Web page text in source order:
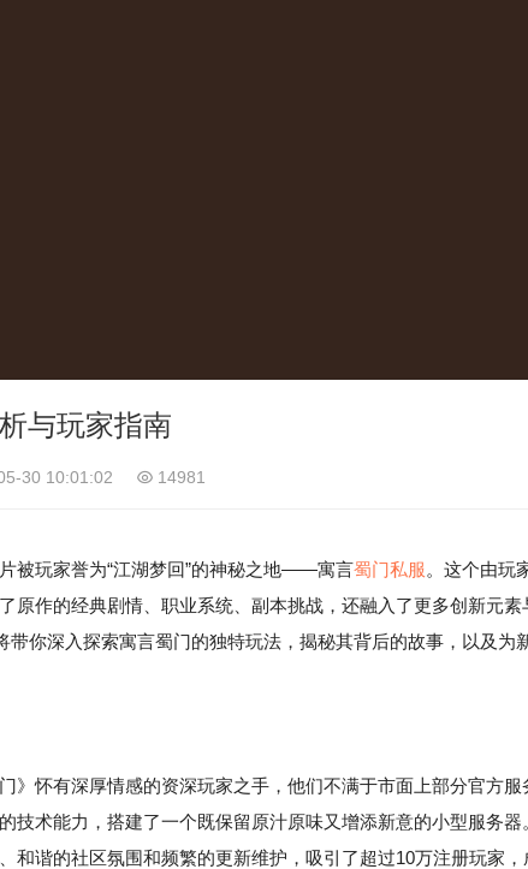
与玩家指南
30 10:01:02 14981
被玩家誉为“江湖梦回”的神秘之地——寓言蜀门私服。这个由玩
原作的经典剧情、职业系统、副本挑战，还融入了更多创新元素
带你深入探索寓言蜀门的独特玩法，揭秘其背后的故事，以及为
》怀有深厚情感的资深玩家之手，他们不满于市面上部分官方服
技术能力，搭建了一个既保留原汁原味又增添新意的小型服务器
和谐的社区氛围和频繁的更新维护，吸引了超过10万注册玩家